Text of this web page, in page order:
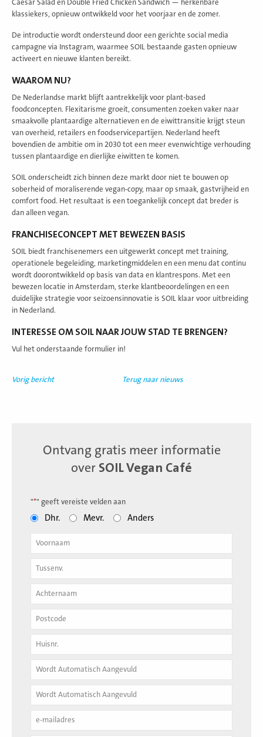
Caesar Salad en Double Fried Chicken Sandwich — herkenbare
klassiekers, opnieuw ontwikkeld voor het voorjaar en de zomer.
De introductie wordt ondersteund door een gerichte social media
campagne via Instagram, waarmee SOIL bestaande gasten opnieuw
activeert en nieuwe klanten bereikt.
WAAROM NU?
De Nederlandse markt blijft aantrekkelijk voor plant-based
foodconcepten. Flexitarisme groeit, consumenten zoeken vaker naar
smaakvolle plantaardige alternatieven en de eiwittransitie krijgt steun
van overheid, retailers en foodservicepartijen. Nederland heeft
bovendien de ambitie om in 2030 tot een meer evenwichtige verhouding
tussen plantaardige en dierlijke eiwitten te komen.
SOIL onderscheidt zich binnen deze markt door niet te bouwen op
soberheid of moraliserende vegan-copy, maar op smaak, gastvrijheid en
comfort food. Het resultaat is een toegankelijk concept dat breder is
dan alleen vegan.
FRANCHISECONCEPT MET BEWEZEN BASIS
SOIL biedt franchisenemers een uitgewerkt concept met training,
operationele begeleiding, marketingmiddelen en een menu dat continu
wordt doorontwikkeld op basis van data en klantrespons. Met een
bewezen locatie in Amsterdam, sterke klantbeoordelingen en een
duidelijke strategie voor seizoensinnovatie is SOIL klaar voor uitbreiding
in Nederland.
INTERESSE OM SOIL NAAR JOUW STAD TE BRENGEN?
Vul het onderstaande formulier in!
Vorig bericht Terug naar nieuws
Ontvang gratis meer informatie
over SOIL Vegan Café
"*" geeft vereiste velden aan
Dhr. Mevr. Anders